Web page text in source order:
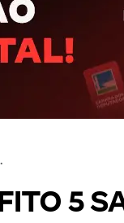
até R$ 6,3 mil
5